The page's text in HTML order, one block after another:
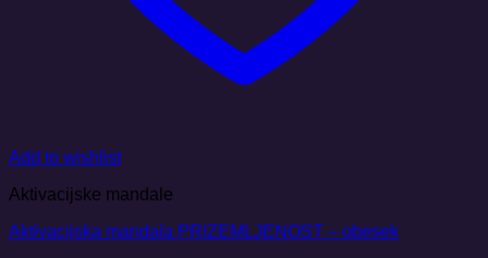
Add to wishlist
Aktivacijske mandale
Aktivacijska mandala PRIZEMLJENOST – obesek